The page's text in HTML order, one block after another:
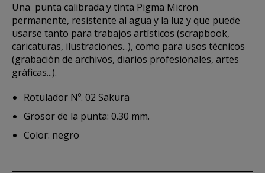
Una punta calibrada y tinta Pigma Micron
permanente, resistente al agua y la luz y que puede
usarse tanto para trabajos artísticos (scrapbook,
caricaturas, ilustraciones...), como para usos técnicos
(grabación de archivos, diarios profesionales, artes
gráficas...).
Rotulador Nº. 02 Sakura
Grosor de la punta: 0.30 mm.
Color: negro